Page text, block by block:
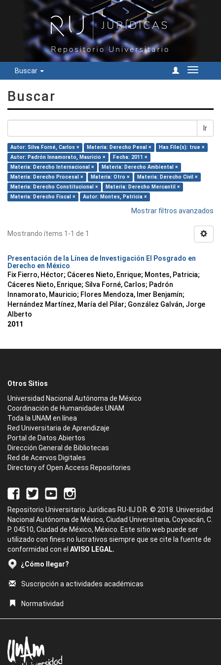
Buscar
Cambiar
Buscar
Ir
Autor: Silva Forné, Carlos × Materia: Derecho Penal ×
Has File(s): true ×
Autor: Padrón Innamorato, Mauricio ×
Fecha: 2011 ×
Materia: Derecho Internacional ×
Materia: Derecho Ambiental ×
Materia: Derecho Procesal ×
Materia: Otro ×
Materia: Derecho Civil ×
Materia: Derecho Constitucional ×
Materia: Derecho Mercantil ×
Materia: Derecho Fiscal ×
Autor: Montes, Patricia ×
Mostrar filtros avanzados
Mostrando ítems 1-1 de 1
Presentación de la Línea de Investigación El Posgrado en
Derecho en México
Fix Fierro, Héctor; Cáceres Nieto, Enrique; Montes, Patricia;
Cáceres Nieto, Enrique; Silva Forné, Carlos; Padrón
Innamorato, Mauricio; Flores Mendoza, Imer Benjamín;
Hernández Martínez, María del Pilar; González Galván, Jorge
Alberto
2011
Otros Sitios
Universidad Nacional Autónoma de México
Coordinación de Humanidades UNAM
Toda la UNAM en línea
Red Universitaria de Aprendizaje
Portal de Datos Abiertos
Dirección General de Bibliotecas
Red de Acervos Digitales
Directory of Open Access Repositories
Repositorio Universitario Jurídicas RU-IIJ D.R. © 2018. Universidad
Nacional Autónoma de México, Ciudad Universitaria, Coyoacán, C.
P. 04510, Ciudad de México, México. Este sitio web puede ser
utilizado con fines no lucrativos siempre que se cite la fuente de
conformidad con el AVISO LEGAL.
¿Cómo llegar?
Suscripción a actividades académicas
Normatividad